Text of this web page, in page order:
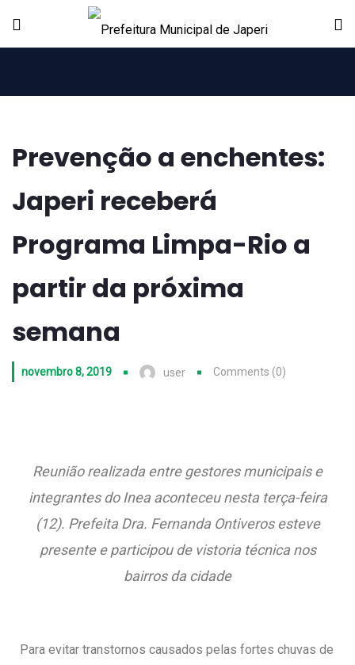
Prevenção a enchentes:
Japeri receberá
Programa Limpa-Rio a
partir da próxima
semana
novembro 8, 2019 user Comments (0)
Reunião realizada entre gestores municipais e
integrantes do Inea aconteceu nesta terça-feira
(12). Prefeita Dra. Fernanda Ontiveros esteve
presente e participou de vistoria técnica nos
bairros da cidade
Para evitar transtornos causados pelas fortes chuvas de